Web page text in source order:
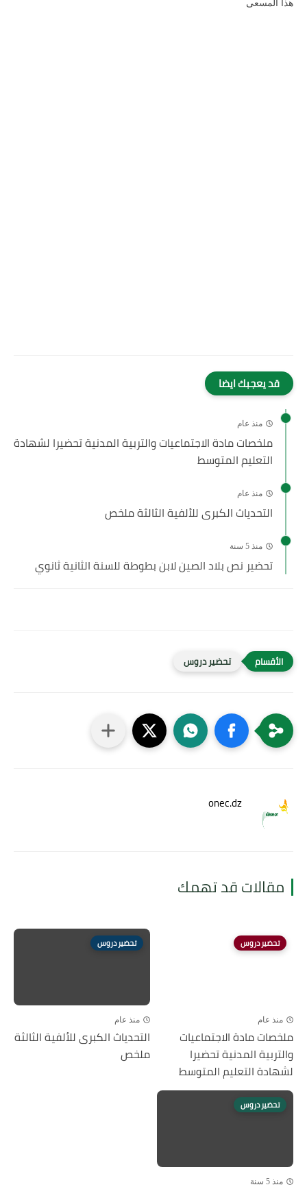
هذا المسعى
قد يعجبك ايضا
منذ عام
ملخصات مادة الاجتماعيات والتربية المدنية تحضيرا لشهادة
التعليم المتوسط
منذ عام
التحدياث الكبرى للألفية الثالثة ملخص
منذ 5 سنة
تحضير نص بلاد الصين لابن بطوطة للسنة الثانية ثانوي
تحضير دروس
onec.dz
مقالات قد تهمك
تحضير دروس
منذ عام
ملخصات مادة الاجتماعيات
والتربية المدنية تحضيرا
لشهادة التعليم المتوسط
تحضير دروس
منذ عام
التحدياث الكبرى للألفية الثالثة
ملخص
تحضير دروس
منذ 5 سنة